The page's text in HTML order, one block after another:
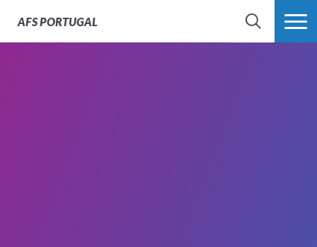
AFSPORTUGAL
SEARCH VER MAIS